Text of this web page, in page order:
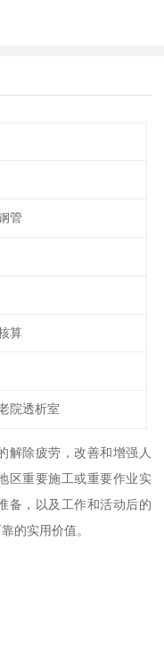
管
算
院透析室
解除疲劳，改善和增强人
区重要施工或重要作业实
备，以及工作和活动后的
的实用价值。